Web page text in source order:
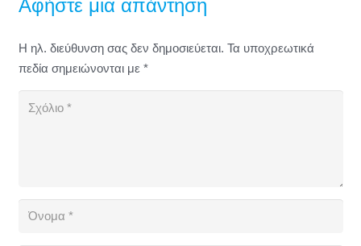
Αφήστε μια απάντηση
Η ηλ. διεύθυνση σας δεν δημοσιεύεται. Τα υποχρεωτικά
πεδία σημειώνονται με *